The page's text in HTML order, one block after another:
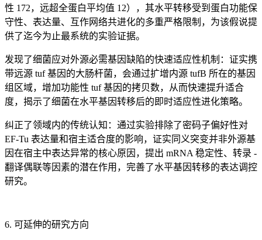
性 172，远超全蛋白平均值 12），其水平转移受到蛋白功能保
守性、表达量、互作网络共进化的多重严格限制，为该假说提
供了迄今为止最系统的实验证据。
发现了细菌应对外源必需基因缺陷的快速适应性机制：证实携
带远源 tuf 基因的大肠杆菌，会通过扩增内源 tufB 所在的基因
组区域，增加功能性 tuf 基因的拷贝数，从而快速提升适合
度，揭示了细菌在水平基因转移后的即时适应性进化策略。
纠正了领域内的传统认知：通过实验排除了密码子偏好性对
EF-Tu 表达量和宿主适合度的影响，证实同义突变并非外源基
因在宿主中表达异常的核心原因，提出 mRNA 稳定性、转录 -
翻译偶联等因素的潜在作用，完善了水平基因转移的表达调控
研究。
6. 可延伸的研究方向